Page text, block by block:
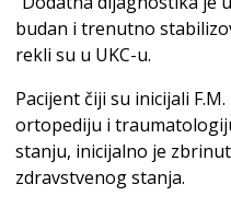
budan i trenutno
rekli su u UKC-u.
Pacijent čiji su inicijali
ortopediju i
stanju, inicijalno je
zdravstvenog stanja.